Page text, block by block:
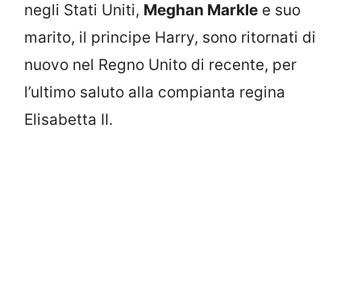
negli Stati Uniti, Meghan Markle e suo
marito, il principe Harry, sono ritornati di
nuovo nel Regno Unito di recente, per
l’ultimo saluto alla compianta regina
Elisabetta II.